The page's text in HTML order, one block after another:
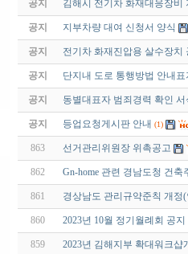
공지 김해시 전기차 화재대응장비
공지 지부차량 대여 신청서 양식
공지 전기차 화재진압용 살수장치
공지 단지내 도로 통행방법 안내
공지 동별대표자 범죄경력 확인
공지 등업요청게시판 안내 (1)
863 선거관리위원장 위촉공고
862 Gn-home 관련 경남도청 건
861 경상남도 관리규약준칙 개정(
860 2023년 10월 정기월례회 공지
859 2023년 김해지부 확대워크샵